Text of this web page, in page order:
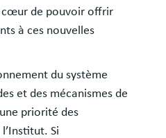
cœur de pouvoir offrir
à ces nouvelles
du système
et des mécanismes de
priorité des
Si